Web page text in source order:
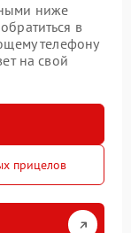
ниже
в
телефону
на свой
прицелов